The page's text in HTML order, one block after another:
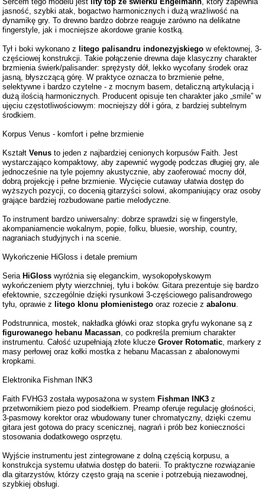
jasność, szybki atak, bogactwo harmonicznych i dużą wrażliwość na
dynamikę gry. To drewno bardzo dobrze reaguje zarówno na delikatne
fingerstyle, jak i mocniejsze akordowe granie kostką.
Tył i boki wykonano z litego palisandru indonezyjskiego w efektownej, 3-
częściowej konstrukcji. Takie połączenie drewna daje klasyczny charakter
brzmienia świerk/palisander: sprężysty dół, lekko wycofany środek oraz
jasną, błyszczącą górę. W praktyce oznacza to brzmienie pełne,
selektywne i bardzo czytelne - z mocnym basem, detaliczną artykulacją i
dużą ilością harmonicznych. Producent opisuje ten charakter jako „smile” w
ujęciu częstotliwościowym: mocniejszy dół i góra, z bardziej subtelnym
środkiem.
Korpus Venus - komfort i pełne brzmienie
Kształt Venus to jeden z najbardziej cenionych korpusów Faith. Jest
wystarczająco kompaktowy, aby zapewnić wygodę podczas długiej gry, ale
jednocześnie na tyle pojemny akustycznie, aby zaoferować mocny dół,
dobrą projekcję i pełne brzmienie. Wycięcie cutaway ułatwia dostęp do
wyższych pozycji, co docenią gitarzyści solowi, akompaniujący oraz osoby
grające bardziej rozbudowane partie melodyczne.
To instrument bardzo uniwersalny: dobrze sprawdzi się w fingerstyle,
akompaniamencie wokalnym, popie, folku, bluesie, worship, country,
nagraniach studyjnych i na scenie.
Wykończenie HiGloss i detale premium
Seria HiGloss wyróżnia się eleganckim, wysokopołyskowym
wykończeniem płyty wierzchniej, tyłu i boków. Gitara prezentuje się bardzo
efektownie, szczególnie dzięki rysunkowi 3-częściowego palisandrowego
tyłu, oprawie z litego klonu płomienistego oraz rozecie z abalonu
Podstrunnica, mostek, nakładka główki oraz stopka gryfu wykonane są z
figurowanego hebanu Macassan , co podkreśla premium charakter
instrumentu. Całość uzupełniają złote klucze Grover Rotomatic , markery z
masy perłowej oraz kołki mostka z hebanu Macassan z abalonowymi
kropkami.
Elektronika Fishman INK3
Faith FVHG3 została wyposażona w system Fishman INK3 z
przetwornikiem piezo pod siodełkiem. Preamp oferuje regulację głośności,
3-pasmowy korektor oraz wbudowany tuner chromatyczny, dzięki czemu
gitara jest gotowa do pracy scenicznej, nagrań i prób bez konieczności
stosowania dodatkowego osprzętu.
Wyjście instrumentu jest zintegrowane z dolną częścią korpusu, a
konstrukcja systemu ułatwia dostęp do baterii. To praktyczne rozwiązanie
dla gitarzystów, którzy często grają na scenie i potrzebują niezawodnej,
szybkiej obsługi.